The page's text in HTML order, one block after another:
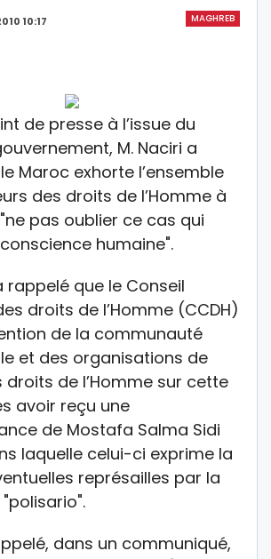
MAGHREB
10:17
de presse à l’issue du
M. Naciri a
Maroc exhorte l’ensemble
des droits de l’Homme à
pas oublier ce cas qui
humaine".
rappelé que le Conseil
droits de l’Homme (CCDH)
de la communauté
et des organisations de
droits de l’Homme sur cette
avoir reçu une
de Mostafa Salma Sidi
laquelle celui-ci exprime la
représailles par la
dans un communiqué,